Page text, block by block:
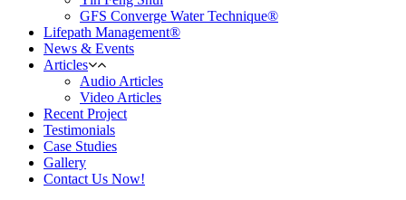
GFS Converge Water Technique®
Lifepath Management®
News & Events
Articles
Audio Articles
Video Articles
Recent Project
Testimonials
Case Studies
Gallery
Contact Us Now!